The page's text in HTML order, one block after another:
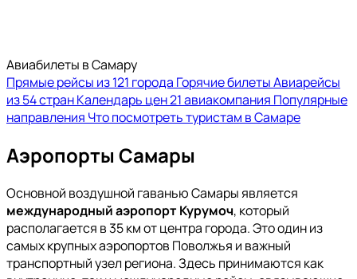
Авиабилеты в Самару
Прямые рейсы из 121 города Горячие билетыАвиарейсы
из 54 странКалендарь цен21 авиакомпания Популярные
направления Что посмотреть туристам в Самаре
Аэропорты Самары
Основной воздушной гаванью Самары является
международный аэропорт Курумоч, который
располагается в 35 км от центра города. Это один из
самых крупных аэропортов Поволжья и важный
транспортный узел региона. Здесь принимаются как